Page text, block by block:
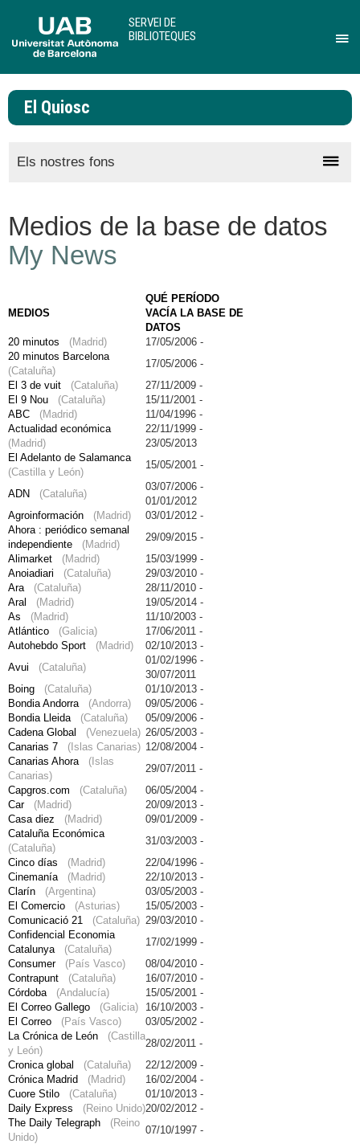
per
SERVEI DE
BIBLIOTEQUES
El Quiosc
Els nostres fons
Medios de la base de datos
My News
MEDIOS
QUÉ PERÍODO
VACÍA LA BASE DE
DATOS
20 minutos (Madrid)
17/05/2006 -
20 minutos Barcelona
(Cataluña)
17/05/2006 -
El 3 de vuit (Cataluña)
27/11/2009 -
El 9 Nou (Cataluña)
15/11/2001 -
ABC (Madrid)
11/04/1996 -
Actualidad económica
(Madrid)
22/11/1999 -
23/05/2013
El Adelanto de Salamanca
(Castilla y León)
15/05/2001 -
ADN (Cataluña)
03/07/2006 -
01/01/2012
Agroinformación (Madrid)
03/01/2012 -
Ahora : periódico semanal
independiente (Madrid)
29/09/2015 -
Alimarket (Madrid)
15/03/1999 -
Anoiadiari (Cataluña)
29/03/2010 -
Ara (Cataluña)
28/11/2010 -
Aral (Madrid)
19/05/2014 -
As (Madrid)
11/10/2003 -
Atlántico (Galicia)
17/06/2011 -
Autohebdo Sport (Madrid)
02/10/2013 -
Avui (Cataluña)
01/02/1996 -
30/07/2011
Boing (Cataluña)
01/10/2013 -
Bondia Andorra (Andorra)
09/05/2006 -
Bondia Lleida (Cataluña)
05/09/2006 -
Cadena Global (Venezuela) 26/05/2003 -
Canarias 7 (Islas Canarias) 12/08/2004 -
Canarias Ahora (Islas
Canarias)
29/07/2011 -
Capgros.com (Cataluña)
06/05/2004 -
Car (Madrid)
20/09/2013 -
Casa diez (Madrid)
09/01/2009 -
Cataluña Económica
(Cataluña)
31/03/2003 -
Cinco días (Madrid)
22/04/1996 -
Cinemanía (Madrid)
22/10/2013 -
Clarín (Argentina)
03/05/2003 -
El Comercio (Asturias)
15/05/2003 -
Comunicació 21 (Cataluña) 29/03/2010 -
Confidencial Economia
Catalunya (Cataluña)
17/02/1999 -
Consumer (País Vasco)
08/04/2010 -
Contrapunt (Cataluña)
16/07/2010 -
Córdoba (Andalucía)
15/05/2001 -
El Correo Gallego (Galicia)
16/10/2003 -
El Correo (País Vasco)
03/05/2002 -
La Crónica de León (Castilla
y León)
28/02/2011 -
Cronica global (Cataluña)
22/12/2009 -
Crónica Madrid (Madrid)
16/02/2004 -
Cuore Stilo (Cataluña)
01/10/2013 -
Daily Express (Reino Unido)20/02/2012 -
The Daily Telegraph (Reino
Unido)
07/10/1997 -